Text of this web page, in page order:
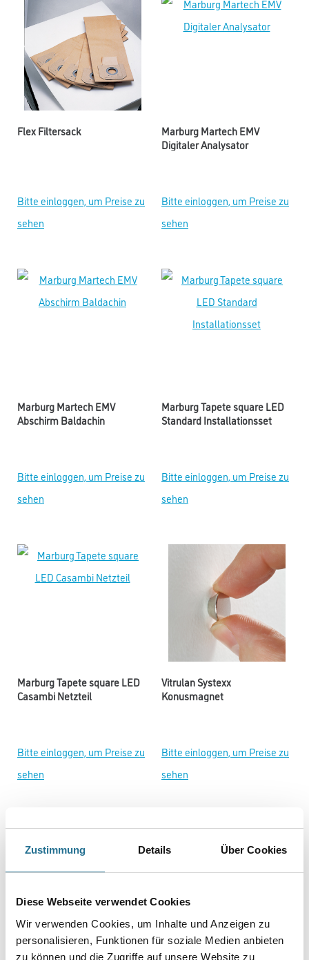
Zustimmung Details Über Cookies
Diese Webseite verwendet Cookies
Wir verwenden Cookies, um Inhalte und Anzeigen zu
personalisieren, Funktionen für soziale Medien anbieten
zu können und die Zugriffe auf unsere Website zu
Flex Filtersack
Bitte einloggen, um Preise zu
sehen
Marburg Martech EMV
Digitaler Analysator
Bitte einloggen, um Preise zu
sehen
Marburg Martech EMV
Abschirm Baldachin
Bitte einloggen, um Preise zu
sehen
Marburg Tapete square LED
Standard Installationsset
Bitte einloggen, um Preise zu
sehen
Marburg Tapete square LED
Casambi Netzteil
Bitte einloggen, um Preise zu
sehen
Vitrulan Systexx
Konusmagnet
Bitte einloggen, um Preise zu
sehen